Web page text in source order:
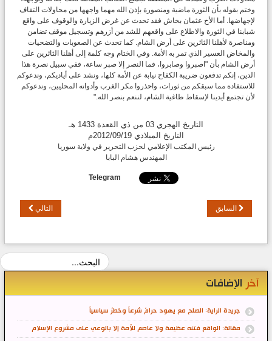
وختم بقوله بأن الثورة ماضية ومنصورة بإذن الله مهما واجهها من محاولات التفاف
لإجهاضها. أما الأخ عثمان بخاش فقد تحدث عن غرض الزيارة والوقوف على واقع
شبابنا في الثورة والاطلاع على واقعهم للشد من أزرهم وتسجيل موقف تضامن
ومناصرة لأهلنا الثائرين على أرض الشام. كما تحدث عن الصعوبات والتضحيات
والمخاض العسير الذي تمر به الأمة. وفي الختام وجه كلمة إلى أهلنا الثائرين على
أرض الشام بأن "اصبروا وصابروا، فما النصر إلا صبر ساعة، ففي سبيل نصرة هذا
الدين، إنكم تدفعون ضريبة الكفاح نيابة عن الأمة كلها، ونشد على أياديكم، وندعوكم
للاستفادة مما سبقكم من ثورات، واحذروا مكر الغرب وأدواته المحليين، وندعوكم
لأن تجتمع أيدينا لإسقاط طاغية الشام، لننعم بنصر الله."
التاريخ الهجري 03 من ذي القعدة 1433 هـ
التاريخ الميلادي 2012/09/19م
رئيس المكتب الإعلامي لحزب التحرير في ولاية سوريا
المهندس هشام البابا
Telegram
السابق التالي
آخر الإضافات
جريدة الراية: الصلح مع يهود حرامٌ شرعاً وخطرٌ سياسياً
مقالة: الواقع فتنه عظيمة ولا عاصم للأمة إلا بالوعي على مشروع الإسلام